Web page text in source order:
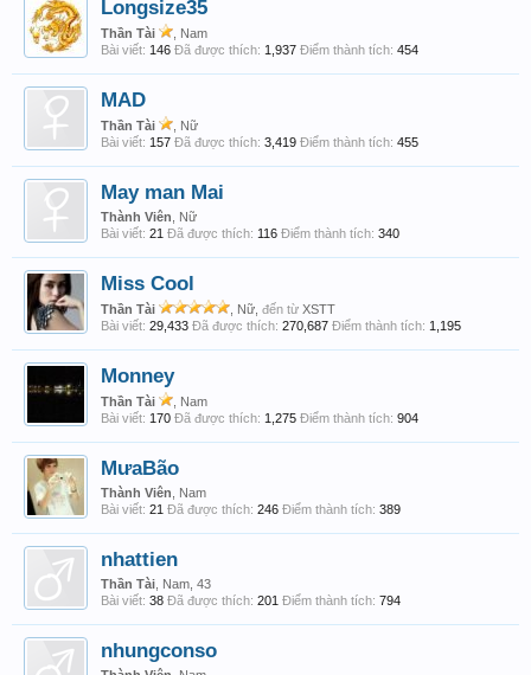
Longsize35
Thần Tài
, Nam
Bài viết: 146 Đã được thích: 1,937 Điểm thành tích: 454
MAD
Thần Tài
, Nữ
Bài viết: 157 Đã được thích: 3,419 Điểm thành tích: 455
May man Mai
Thành Viên , Nữ
Bài viết: 21 Đã được thích: 116 Điểm thành tích: 340
Miss Cool
Thần Tài , Nữ, đến từ XSTT
Bài viết: 29,433 Đã được thích: 270,687 Điểm thành tích: 1,195
Monney
Thần Tài
, Nam
Bài viết: 170 Đã được thích: 1,275 Điểm thành tích: 904
MưaBão
Thành Viên , Nam
Bài viết: 21 Đã được thích: 246 Điểm thành tích: 389
nhattien
Thần Tài , Nam, 43
Bài viết: 38 Đã được thích: 201 Điểm thành tích: 794
nhungconso